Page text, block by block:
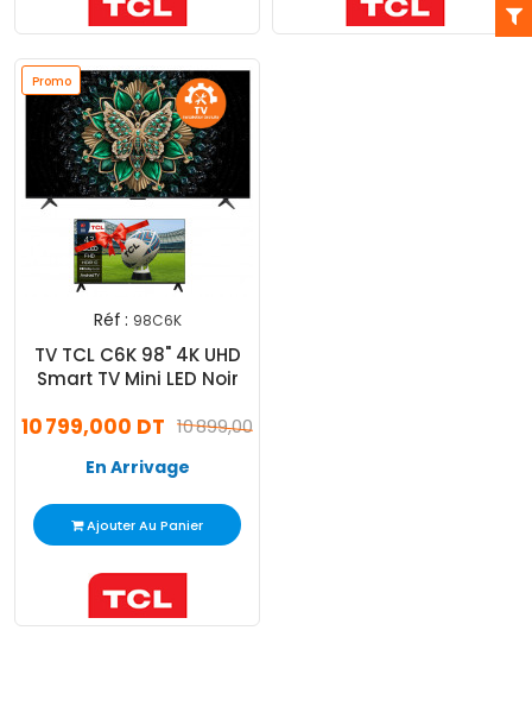
Promo
Réf : 98C6K
TV TCL C6K 98" 4K UHD
Smart TV Mini LED Noir
10 899,000 DT
10 799,000 DT
En Arrivage
Ajouter Au Panier